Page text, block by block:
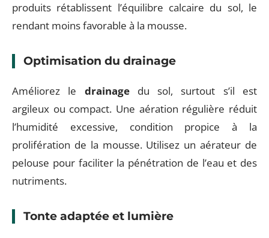
produits rétablissent l’équilibre calcaire du sol, le
rendant moins favorable à la mousse.
Optimisation du drainage
Améliorez le drainagedu sol, surtout s’il est
argileux ou compact. Une aération régulière réduit
l’humidité excessive, condition propice à la
prolifération de la mousse. Utilisez un aérateur de
pelouse pour faciliter la pénétration de l’eau et des
nutriments.
Tonte adaptée et lumière